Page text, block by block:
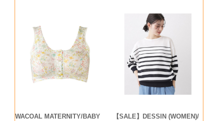
WACOAL MATERNITY/BABY
【SALE】DESSIN (WOMEN)/